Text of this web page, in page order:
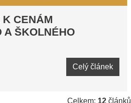
K CENÁM
A ŠKOLNÉHO
Celý článek
Celkem: 12 článků